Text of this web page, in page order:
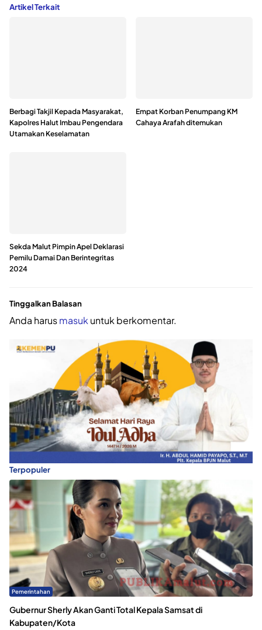
Artikel Terkait
Berbagi Takjil Kepada Masyarakat,
Kapolres Halut Imbau Pengendara
Utamakan Keselamatan
Empat Korban Penumpang KM
Cahaya Arafah ditemukan
Sekda Malut Pimpin Apel Deklarasi
Pemilu Damai Dan Berintegritas
2024
Tinggalkan Balasan
Anda harusmasukuntuk berkomentar.
Terpopuler
Pemerintahan
Gubernur Sherly Akan Ganti Total Kepala Samsat di
Kabupaten/Kota